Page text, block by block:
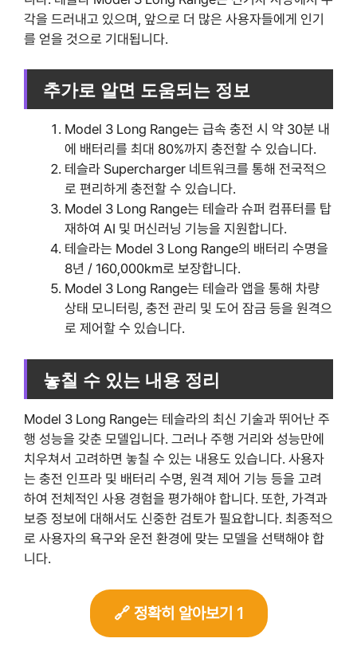
각을 드러내고 있으며, 앞으로 더 많은 사용자들에게 인기
를 얻을 것으로 기대됩니다.
추가로 알면 도움되는 정보
Model 3 Long Range는 급속 충전 시 약 30분 내
에 배터리를 최대 80%까지 충전할 수 있습니다.
테슬라 Supercharger 네트워크를 통해 전국적으
로 편리하게 충전할 수 있습니다.
Model 3 Long Range는 테슬라 슈퍼 컴퓨터를 탑
재하여 AI 및 머신러닝 기능을 지원합니다.
테슬라는 Model 3 Long Range의 배터리 수명을
8년 / 160,000km로 보장합니다.
Model 3 Long Range는 테슬라 앱을 통해 차량
상태 모니터링, 충전 관리 및 도어 잠금 등을 원격으
로 제어할 수 있습니다.
놓칠 수 있는 내용 정리
Model 3 Long Range는 테슬라의 최신 기술과 뛰어난 주
행 성능을 갖춘 모델입니다. 그러나 주행 거리와 성능만에
치우쳐서 고려하면 놓칠 수 있는 내용도 있습니다. 사용자
는 충전 인프라 및 배터리 수명, 원격 제어 기능 등을 고려
하여 전체적인 사용 경험을 평가해야 합니다. 또한, 가격과
보증 정보에 대해서도 신중한 검토가 필요합니다. 최종적으
로 사용자의 욕구와 운전 환경에 맞는 모델을 선택해야 합
니다.
🔗 정확히 알아보기 1